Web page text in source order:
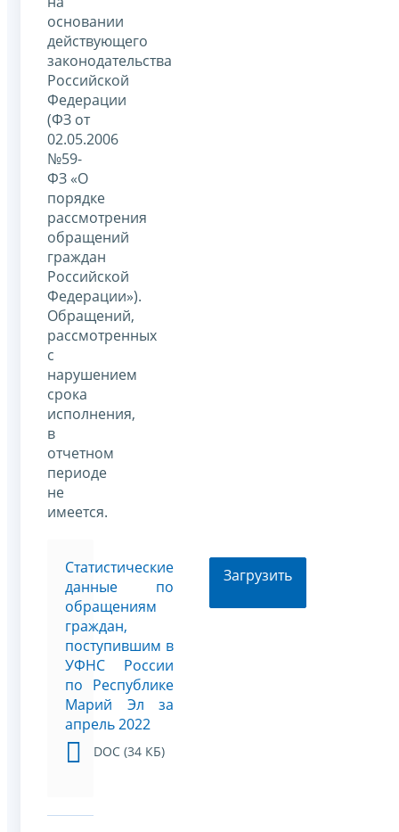
основании
действующего
законодательства
Российской
Федерации
(ФЗ от
02.05.2006
№59-
ФЗ «О
порядке
рассмотрения
обращений
граждан
Российской
Федерации»).
Обращений,
рассмотренных
с
нарушением
срока
исполнения,
в
отчетном
периоде
не
имеется.
Статистические
данные по
обращениям
граждан,
поступившим в
УФНС России
по Республике
Марий Эл за
апрель 2022
DOC (34 КБ)
Загрузить